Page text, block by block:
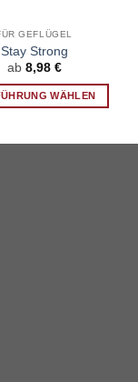
GEFLÜGEL
Stay Strong
ab 8,98 €
WÄHLEN